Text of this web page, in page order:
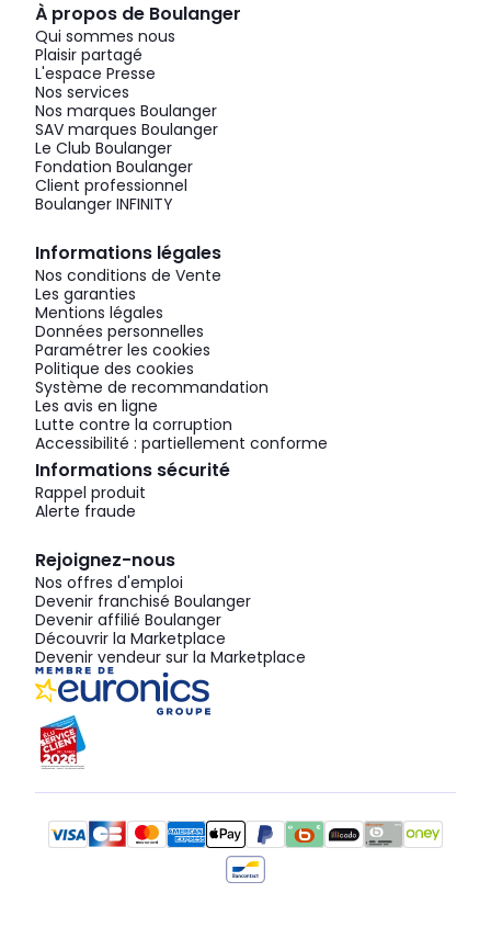
À propos de Boulanger
Qui sommes nous
Plaisir partagé
L'espace Presse
Nos services
Nos marques Boulanger
SAV marques Boulanger
Le Club Boulanger
Fondation Boulanger
Client professionnel
Boulanger INFINITY
Informations légales
Nos conditions de Vente
Les garanties
Mentions légales
Données personnelles
Paramétrer les cookies
Politique des cookies
Système de recommandation
Les avis en ligne
Lutte contre la corruption
Accessibilité : partiellement conforme
Informations sécurité
Rappel produit
Alerte fraude
Rejoignez-nous
Nos offres d'emploi
Devenir franchisé Boulanger
Devenir affilié Boulanger
Découvrir la Marketplace
Devenir vendeur sur la Marketplace